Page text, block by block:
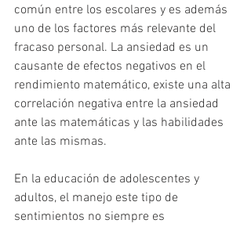
común entre los escolares y es además
uno de los factores más relevante del
fracaso personal. La ansiedad es un
causante de efectos negativos en el
rendimiento matemático, existe una alta
correlación negativa entre la ansiedad
ante las matemáticas y las habilidades
ante las mismas.
En la educación de adolescentes y
adultos, el manejo este tipo de
sentimientos no siempre es